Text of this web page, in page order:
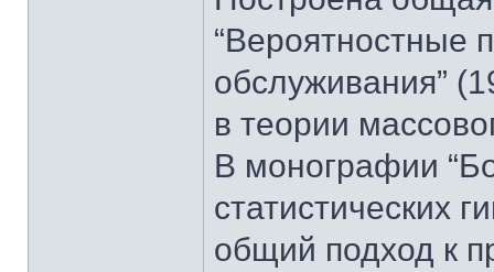
“Вероятностные
обслуживания”
в теории
В монографии
статистических
общий подход к